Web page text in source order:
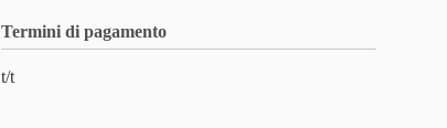
Termini di pagamento
t/t